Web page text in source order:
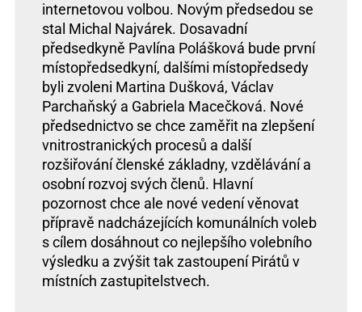
internetovou volbou. Novým předsedou se
stal Michal Najvárek. Dosavadní
předsedkyně Pavlína Polášková bude první
místopředsedkyní, dalšími místopředsedy
byli zvoleni Martina Dušková, Václav
Parchaňský a Gabriela Macečková. Nové
předsednictvo se chce zaměřit na zlepšení
vnitrostranických procesů a další
rozšiřování členské základny, vzdělávání a
osobní rozvoj svých členů. Hlavní
pozornost chce ale nové vedení věnovat
přípravě nadcházejících komunálních voleb
s cílem dosáhnout co nejlepšího volebního
výsledku a zvýšit tak zastoupení Pirátů v
místních zastupitelstvech.